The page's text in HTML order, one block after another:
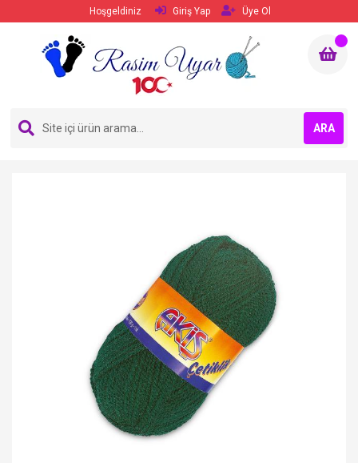
Hoşgeldiniz Giriş Yap Üye Ol
ARA